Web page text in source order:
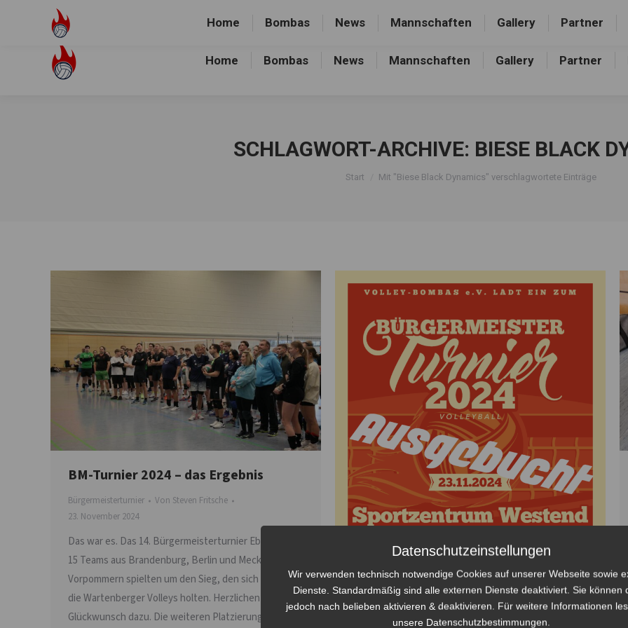
Volley-Bombas e.V.
Home Bombas News Mannschaften Gallery Partner
SCHLAGWORT-ARCHIVE: BIESE BLACK
Sie befinden sich hier:
Start Mit "Biese Black Dynamics" verschlagwortete Einträge
BM-Turnier 2024 – das Ergebnis
Bürgermeisterturnier Von Steven Fritsche
23. November 2024
Das war es. Das 14. Bürgermeisterturnier Eberswalde.
15 Teams aus Brandenburg, Berlin und Mecklenburg-
Vorpommern spielten um den Sieg, den sich am Ende
die Wartenberger Volleys holten. Herzlichen
Glückwunsch dazu. Die weiteren Platzierungen
Home Bombas News Mannschaften Gallery Partner
Datenschutzeinstellungen
Wir verwenden technisch notwendige Cookies auf unserer Webseite sowie
Dienste. Standardmäßig sind alle externen Dienste deaktiviert. Sie können
jedoch nach belieben aktivieren & deaktivieren. Für weitere Informationen
unsere Datenschutzbestimmungen.